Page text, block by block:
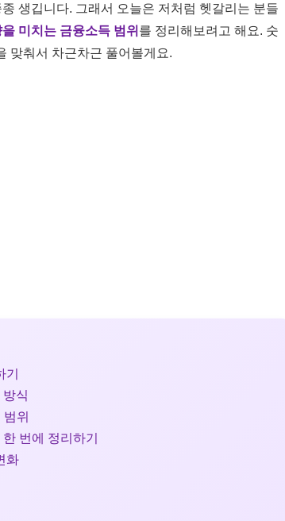
생깁니다. 그래서 오늘은 저처럼 헷갈리는 분들
미치는 금융소득 범위 를 정리해보려고 해요. 숫
맞춰서 차근차근 풀어볼게요.
식
위
번에 정리하기
화